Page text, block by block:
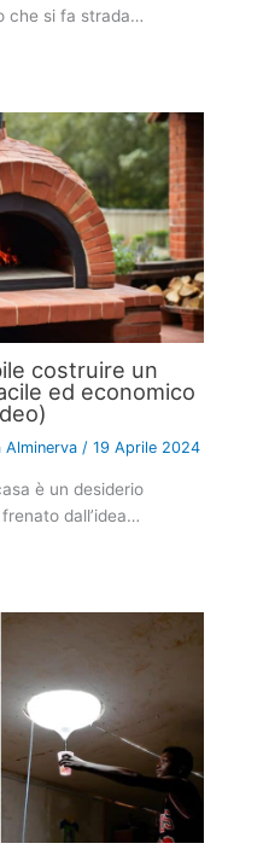
che si fa strada…
costruire un
ed economico
Alminerva /19 Aprile 2024
è un desiderio
dall’idea…